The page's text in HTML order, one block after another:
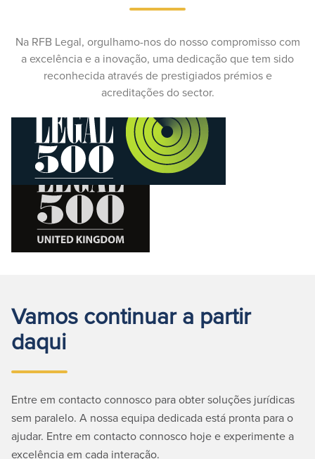
Na RFB Legal, orgulhamo-nos do nosso compromisso com
a excelência e a inovação, uma dedicação que tem sido
reconhecida através de prestigiados prémios e
acreditações do sector.
Vamos continuar a partir
daqui
Entre em contacto connosco para obter soluções jurídicas
sem paralelo. A nossa equipa dedicada está pronta para o
ajudar. Entre em contacto connosco hoje e experimente a
excelência em cada interação.